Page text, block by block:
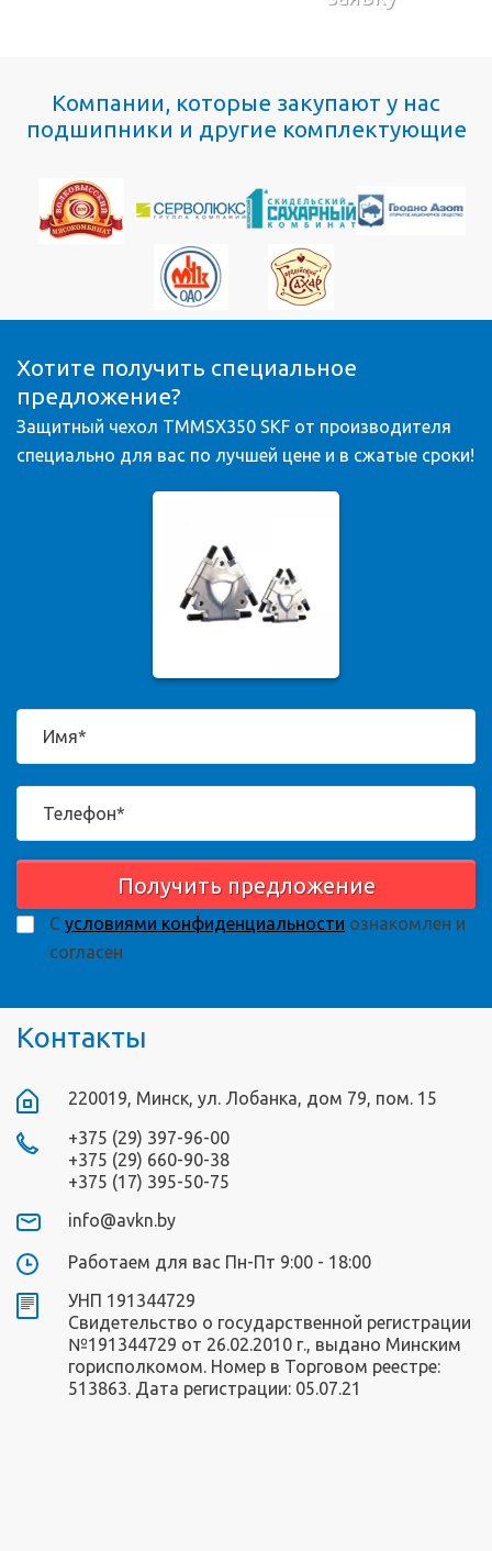
Компании, которые закупают у нас
подшипники и другие комплектующие
Хотите получить специальное
предложение?
Защитный чехол TMMSX350 SKF от производителя
специально для вас по лучшей цене и в сжатые сроки!
Получить предложение
С условиями конфиденциальности ознакомлен и
согласен
Контакты
220019, Минск, ул. Лобанка, дом 79, пом. 15
+375 (29) 397-96-00
+375 (29) 660-90-38
+375 (17) 395-50-75
info@avkn.by
Работаем для вас Пн-Пт 9:00 - 18:00
УНП 191344729
Свидетельство о государственной регистрации
№191344729 от 26.02.2010 г., выдано Минским
горисполкомом. Номер в Торговом реестре:
513863. Дата регистрации: 05.07.21